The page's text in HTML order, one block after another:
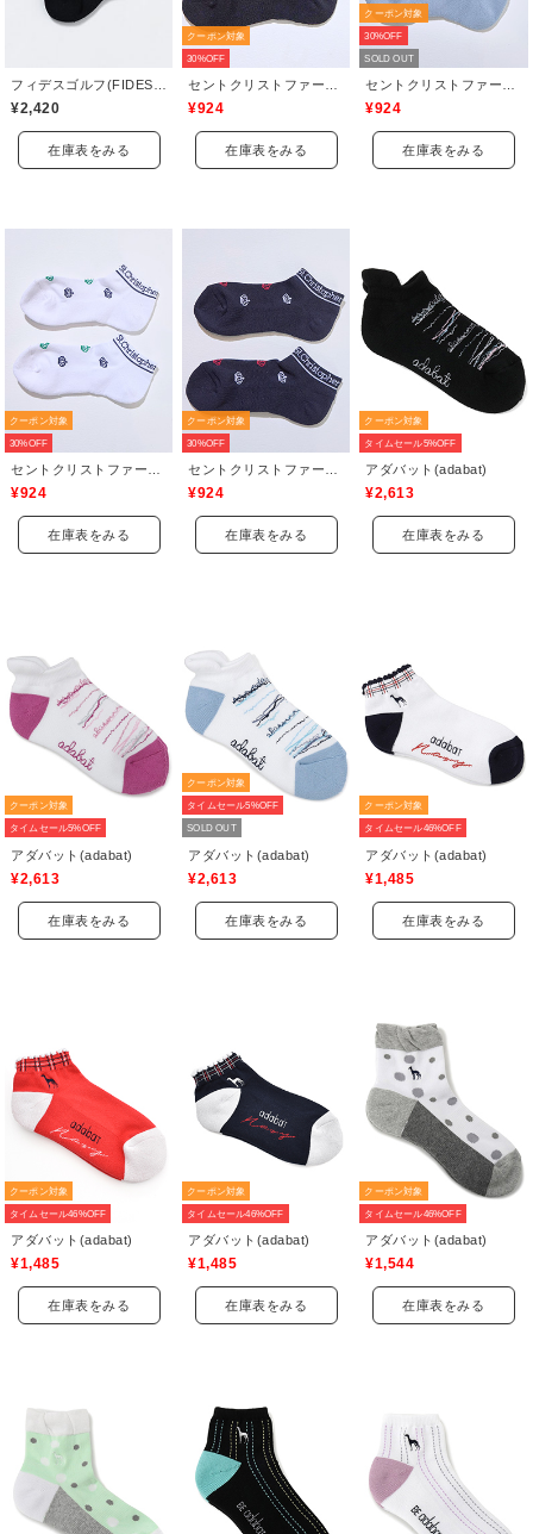
¥2,420
在庫表をみる
クーポン対象
30%OFF
¥924
在庫表をみる
クーポン対象
30%OFF
SOLD OUT
¥924
在庫表をみる
クーポン対象
30%OFF
セントクリストファーゴルフ(St.ChristopherGolf)
¥924
在庫表をみる
クーポン対象
30%OFF
セントクリストファーゴルフ(St.ChristopherGolf)
¥924
在庫表をみる
クーポン対象
タイムセール5%OFF
アダバット(adabat)
¥2,613
在庫表をみる
クーポン対象
タイムセール5%OFF
アダバット(adabat)
¥2,613
在庫表をみる
クーポン対象
タイムセール5%OFF
SOLD OUT
アダバット(adabat)
¥2,613
在庫表をみる
クーポン対象
タイムセール46%OFF
アダバット(adabat)
¥1,485
在庫表をみる
クーポン対象
タイムセール46%OFF
アダバット(adabat)
¥1,485
在庫表をみる
クーポン対象
タイムセール46%OFF
アダバット(adabat)
¥1,485
在庫表をみる
クーポン対象
タイムセール46%OFF
アダバット(adabat)
¥1,544
在庫表をみる